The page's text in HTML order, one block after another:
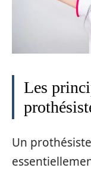
Les
Un